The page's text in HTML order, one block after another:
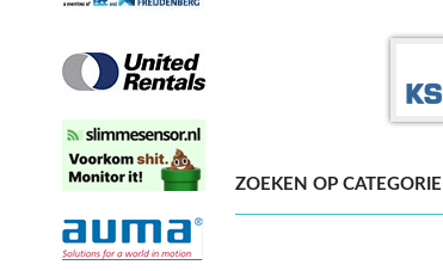
ZOEKEN OP CATEGORIE